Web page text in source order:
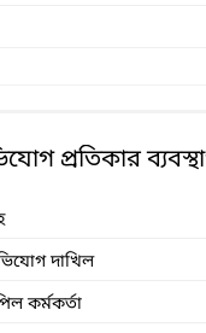
প্রতিকার
দাখিল
কর্মকর্তা